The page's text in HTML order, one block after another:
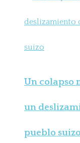
Un colapso
un
pueblo